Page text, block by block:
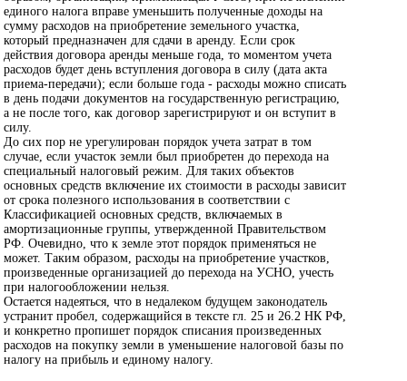
единого налога вправе уменьшить полученные доходы на
сумму расходов на приобретение земельного участка,
который предназначен для сдачи в аренду. Если срок
действия договора аренды меньше года, то моментом учета
расходов будет день вступления договора в силу (дата акта
приема-передачи); если больше года - расходы можно списать
в день подачи документов на государственную регистрацию,
а не после того, как договор зарегистрируют и он вступит в
силу.
До сих пор не урегулирован порядок учета затрат в том
случае, если участок земли был приобретен до перехода на
специальный налоговый режим. Для таких объектов
основных средств включение их стоимости в расходы зависит
от срока полезного использования в соответствии с
Классификацией основных средств, включаемых в
амортизационные группы, утвержденной Правительством
РФ. Очевидно, что к земле этот порядок применяться не
может. Таким образом, расходы на приобретение участков,
произведенные организацией до перехода на УСНО, учесть
при налогообложении нельзя.
Остается надеяться, что в недалеком будущем законодатель
устранит пробел, содержащийся в тексте гл. 25 и 26.2 НК РФ,
и конкретно пропишет порядок списания произведенных
расходов на покупку земли в уменьшение налоговой базы по
налогу на прибыль и единому налогу.